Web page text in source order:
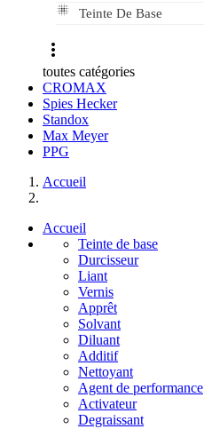

Teinte De Base

toutes catégories
CROMAX
Spies Hecker
Standox
Max Meyer
PPG
Accueil
Accueil
Teinte de base
Durcisseur
Liant
Vernis
Apprêt
Solvant
Diluant
Additif
Nettoyant
Agent de performance
Activateur
Degraissant